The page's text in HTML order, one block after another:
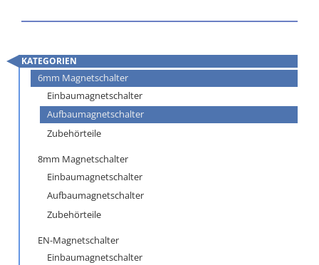
KATEGORIEN
Navigation
überspringen
6mm Magnetschalter
Einbaumagnetschalter
Aufbaumagnetschalter
Zubehörteile
8mm Magnetschalter
Einbaumagnetschalter
Aufbaumagnetschalter
Zubehörteile
EN-Magnetschalter
Einbaumagnetschalter